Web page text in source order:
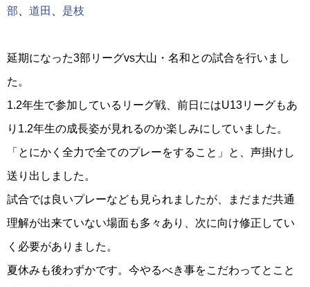
部
道田 是枝
延期になった3部リーグvs大山・名和との試合を行いまし
た。
1.2年生で参加しているリーグ戦、前日にはU13リーグもあ
り1.2年生の成長姿が見れるのか楽しみにしていました。
「とにかく全力で全てのプレーをすること」と、声掛けし
送り出しました。
試合では良いプレーなども見られましたが、まだまだ共通
理解が出来ていない場面も多々あり、次に向け修正してい
く必要がありました。
夏休みも後わずかです。今やるべき事をこだわってとこと